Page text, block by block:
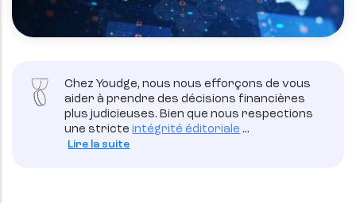
Chez Youdge, nous nous efforçons de vous
aider à prendre des décisions financières
plus judicieuses. Bien que nous respections
une stricteintégrité éditoriale ...
Lire la suite